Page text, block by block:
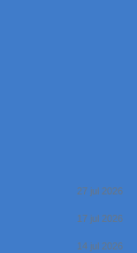
27 jul 2026
17 jul 2026
14 jul 2026